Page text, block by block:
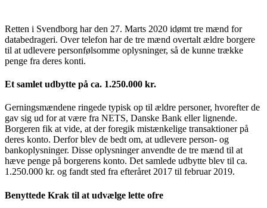
Retten i Svendborg har den 27. Marts 2020 idømt tre mænd for
databedrageri. Over telefon har de tre mænd overtalt ældre borgere
til at udlevere personfølsomme oplysninger, så de kunne trække
penge fra deres konti.
Et samlet udbytte på ca. 1.250.000 kr.
Gerningsmændene ringede typisk op til ældre personer, hvorefter de
gav sig ud for at være fra NETS, Danske Bank eller lignende.
Borgeren fik at vide, at der foregik mistænkelige transaktioner på
deres konto. Derfor blev de bedt om, at udlevere person- og
bankoplysninger. Disse oplysninger anvendte de tre mænd til at
hæve penge på borgerens konto. Det samlede udbytte blev til ca.
1.250.000 kr. og fandt sted fra efteråret 2017 til februar 2019.
Benyttede Krak til at udvælge lette ofre